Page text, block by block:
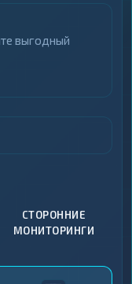
выгодный
СТОРОННИЕ
МОНИТОРИНГИ